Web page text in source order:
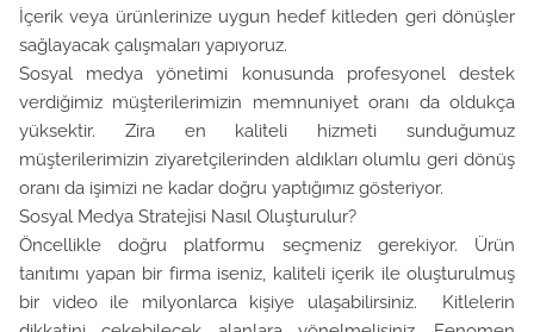
İçerik veya ürünlerinize uygun hedef kitleden geri dönüşler
sağlayacak çalışmaları yapıyoruz.
Sosyal medya yönetimi konusunda profesyonel destek
verdiğimiz müşterilerimizin memnuniyet oranı da oldukça
yüksektir. Zira en kaliteli hizmeti sunduğumuz
müşterilerimizin ziyaretçilerinden aldıkları olumlu geri dönüş
oranı da işimizi ne kadar doğru yaptığımız gösteriyor.
Sosyal Medya Stratejisi Nasıl Oluşturulur?
Öncellikle doğru platformu seçmeniz gerekiyor. Ürün
tanıtımı yapan bir firma iseniz, kaliteli içerik ile oluşturulmuş
bir video ile milyonlarca kişiye ulaşabilirsiniz. Kitlelerin